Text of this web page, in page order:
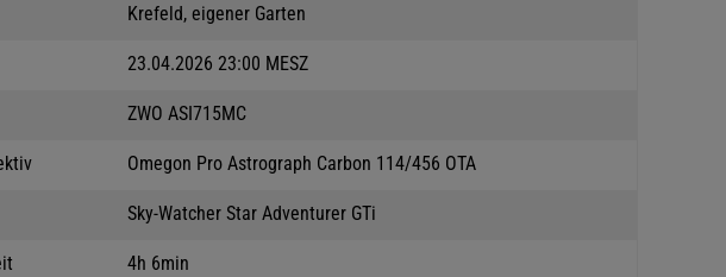
Krefeld, eigener Garten
23.04.2026 23:00 MESZ
ZWO ASI715MC
Omegon Pro Astrograph Carbon 114/456 OTA
Sky-Watcher Star Adventurer GTi
4h 6min